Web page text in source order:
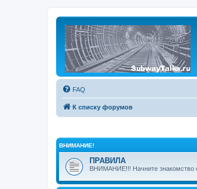
FAQ
К списку форумов
ВНИМАНИЕ!
ПРАВИЛА
ВНИМАНИЕ!!! Начните знакомство